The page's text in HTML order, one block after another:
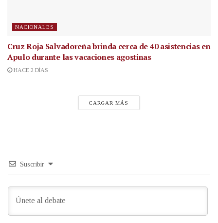
NACIONALES
Cruz Roja Salvadoreña brinda cerca de 40 asistencias en
Apulo durante las vacaciones agostinas
HACE 2 DÍAS
CARGAR MÁS
Suscribir